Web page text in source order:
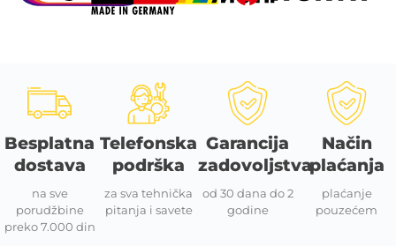
Besplatna
dostava
na sve
porudžbine
preko 7.000 din
Telefonska
podrška
za sva tehnička
pitanja i savete
Garancija
zadovoljstva
od 30 dana do 2
godine
Način
plaćanja
plaćanje
pouzećem